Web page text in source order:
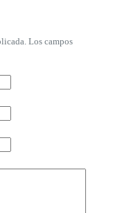
Los campos